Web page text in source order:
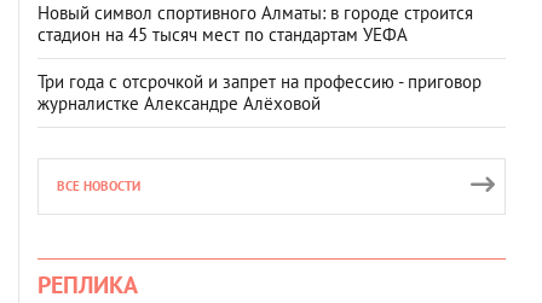
Новый символ спортивного Алматы: в городе строится
стадион на 45 тысяч мест по стандартам УЕФА
Три года с отсрочкой и запрет на профессию - приговор
журналистке Александре Алёховой
ВСЕ НОВОСТИ
РЕПЛИКА